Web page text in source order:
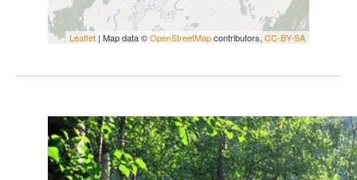
Leaflet | Map data ©OpenStreetMapcontributors, CC-BY-SA